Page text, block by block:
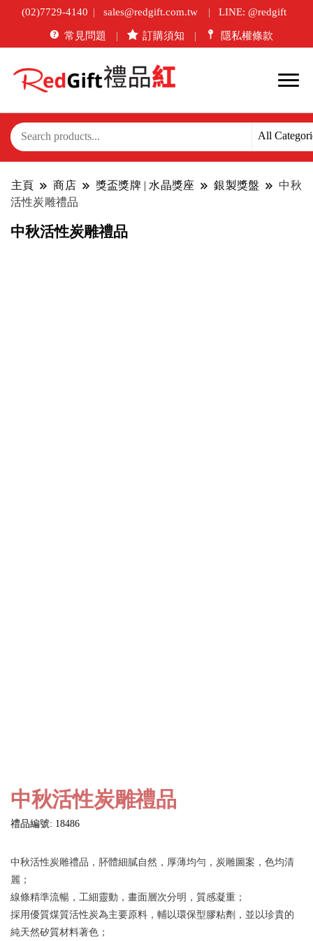
(02)7729-4140 sales@redgift.com.tw LINE: @redgift
常見問題 訂購須知 隱私權條款
主頁 商店 獎盃獎牌 | 水晶獎座 銀製獎盤
中秋
活性炭雕禮品
中秋活性炭雕禮品
中秋活性炭雕禮品
禮品編號: 18486
中秋活性炭雕禮品，肧體細膩自然，厚薄均勻，炭雕圖案，色均清
麗；
線條精準流暢，工細靈動，畫面層次分明，質感凝重；
採用優質煤質活性炭為主要原料，輔以環保型膠粘劑，並以珍貴的
純天然矽質材料著色；